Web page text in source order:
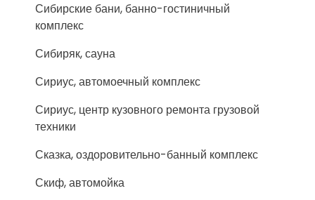
Сибирские бани, банно-гостиничный
комплекс
Сибиряк, сауна
Сириус, автомоечный комплекс
Сириус, центр кузовного ремонта грузовой
техники
Сказка, оздоровительно-банный комплекс
Скиф, автомойка